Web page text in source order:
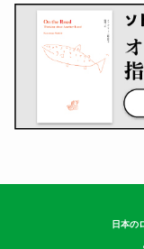
日本の